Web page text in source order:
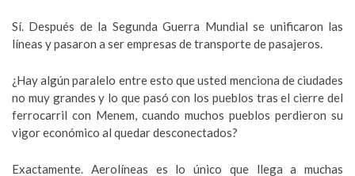
Sí. Después de la Segunda Guerra Mundial se unificaron las
líneas y pasaron a ser empresas de transporte de pasajeros.
¿Hay algún paralelo entre esto que usted menciona de ciudades
no muy grandes y lo que pasó con los pueblos tras el cierre del
ferrocarril con Menem, cuando muchos pueblos perdieron su
vigor económico al quedar desconectados?
Exactamente. Aerolíneas es lo único que llega a muchas